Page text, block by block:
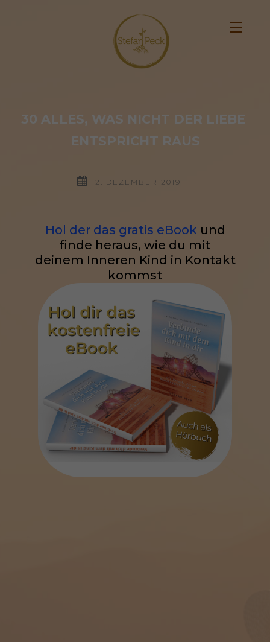
30 ALLES, WAS NICHT DER LIEBE
ENTSPRICHT RAUS
12. DEZEMBER 2019
Hol der das gratis eBook und
finde heraus, wie du mit
deinem Inneren Kind in Kontakt
kommst